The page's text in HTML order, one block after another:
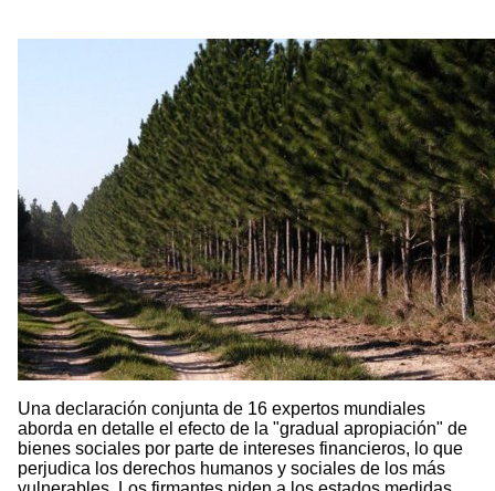
Una declaración conjunta de 16 expertos mundiales
aborda en detalle el efecto de la "gradual apropiación" de
bienes sociales por parte de intereses financieros, lo que
perjudica los derechos humanos y sociales de los más